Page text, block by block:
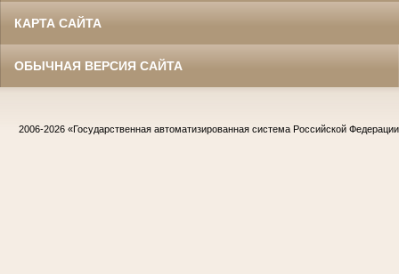
КАРТА САЙТА
ОБЫЧНАЯ ВЕРСИЯ САЙТА
2006-2026 «Государственная автоматизированная система Российской